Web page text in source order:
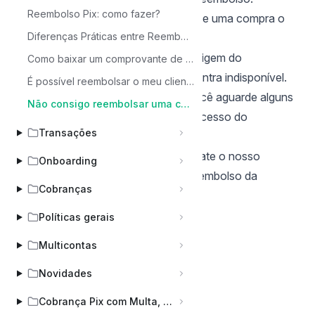
Reembolso Pix: como fazer?
Diferenças Práticas entre Reembolso de Cobrança e Reembolso de uma Transação
Como baixar um comprovante de reembolso
É possível reembolsar o meu cliente através de outra conta?
Não consigo reembolsar uma compra
Transações
Onboarding
Cobranças
Políticas gerais
Multicontas
Novidades
Cobrança Pix com Multa, Juros e Desconto (COBV)
Se ao tentar efetuar um reembolso de uma compra o
Status “rejeitado” é retornado
Saiba, que o sistema do banco de origem do
pagamento, provavelmente, se encontra indisponível.
Nesse caso, recomendamos que você aguarde alguns
minutos e depois tente realizar o processo do
reembolso novamente.
Caso o erro persista, por favor, contate o nosso
suporte e tenha em mãos o ID de reembolso da
transação.
Voltar para Reembolso Pix